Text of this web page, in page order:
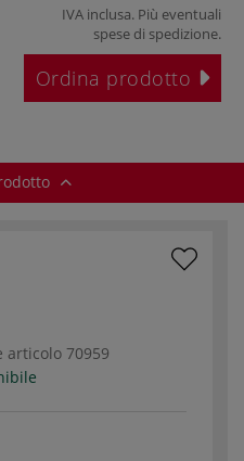
IVA inclusa. Più eventuali
spese di spedizione.
Ordina prodotto
articolo 70959